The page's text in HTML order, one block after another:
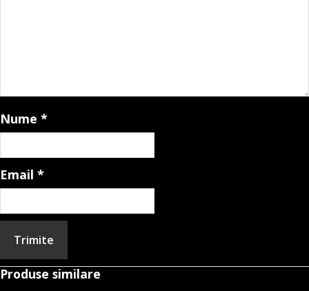
Nume *
Email *
Produse similare